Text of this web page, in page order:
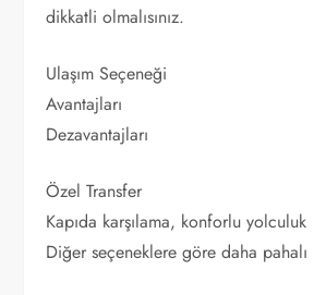
dikkatli olmalısınız.
Ulaşım Seçeneği
Avantajları
Dezavantajları
Özel Transfer
Kapıda karşılama, konforlu yolculuk
Diğer seçeneklere göre daha pahalı